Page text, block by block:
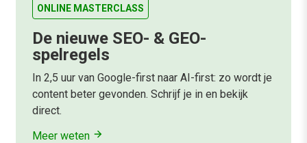
ONLINE MASTERCLASS
De nieuwe SEO- & GEO-
spelregels
In 2,5 uur van Google-first naar AI-first: zo wordt je
content beter gevonden. Schrijf je in en bekijk
direct.
Meer weten